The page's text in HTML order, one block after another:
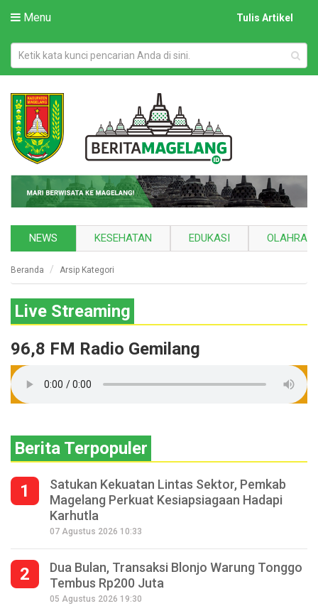
Menu Tulis Artikel
NEWS KESEHATAN EDUKASI
Beranda Arsip Kategori
Live Streaming
96,8 FM Radio Gemilang
Berita Terpopuler
1
Satukan Kekuatan Lintas Sektor, Pemkab
Magelang Perkuat Kesiapsiagaan Hadapi
Karhutla
07 Agustus 2026 10:33
2
Dua Bulan, Transaksi Blonjo Warung Tonggo
Tembus Rp200 Juta
05 Agustus 2026 19:30